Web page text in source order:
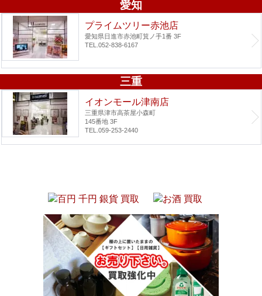
愛知
プライムツリー赤池店
愛知県日進市赤池町箕ノ手1番 3F
TEL.052-838-6167
三重
イオンモール津南店
三重県津市高茶屋小森町
145番地 3F
TEL.059-253-2440